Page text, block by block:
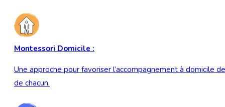
Montessori Domicile :
Une approche pour favoriser l’accompagnement à domicile
de chacun.